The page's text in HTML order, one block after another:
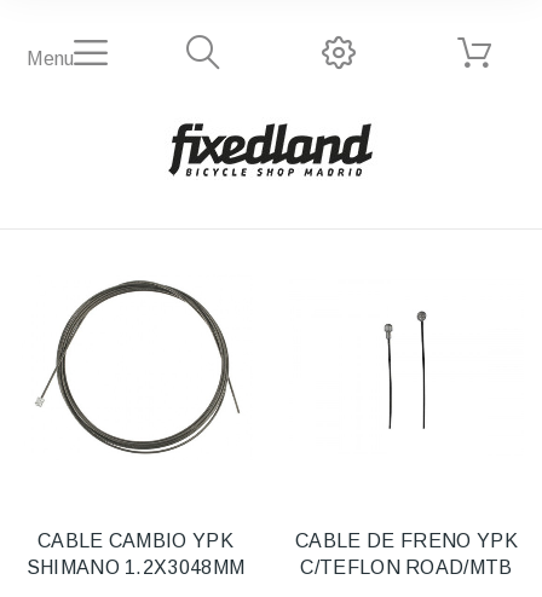
Menu
CABLE CAMBIO YPK
SHIMANO 1.2X3048MM
CABLE DE FRENO YPK
C/TEFLON ROAD/MTB